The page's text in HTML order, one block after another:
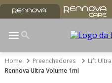
Preenchedores
Lift
Rennova Ultra Volume 1ml